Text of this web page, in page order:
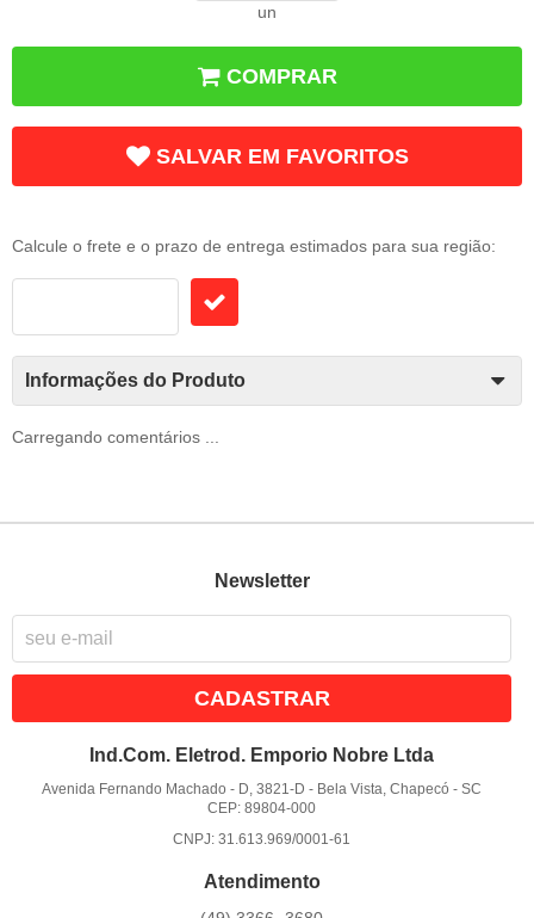
un
COMPRAR
SALVAR EM FAVORITOS
Calcule o frete e o prazo de entrega estimados para sua região:
Informações do Produto
Carregando comentários ...
Newsletter
CADASTRAR
Ind.Com. Eletrod. Emporio Nobre Ltda
Avenida Fernando Machado - D, 3821-D - Bela Vista, Chapecó -SC
CEP: 89804-000
CNPJ: 31.613.969/0001-61
Atendimento